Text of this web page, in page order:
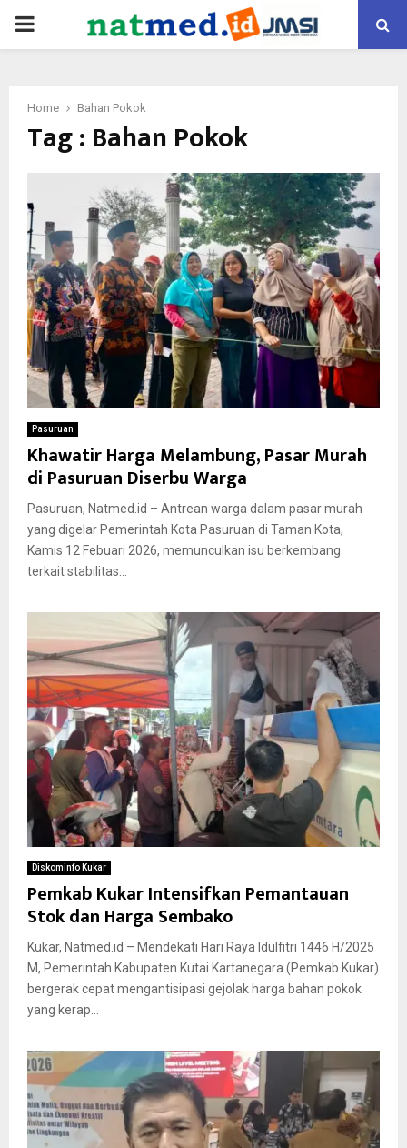
PRIMARY
Home Bahan Pokok
Tag : Bahan Pokok
Pasuruan
Khawatir Harga Melambung, Pasar Murah
di Pasuruan Diserbu Warga
Pasuruan, Natmed.id – Antrean warga dalam pasar murah
yang digelar Pemerintah Kota Pasuruan di Taman Kota,
Kamis 12 Febuari 2026, memunculkan isu berkembang
terkait stabilitas...
Diskominfo Kukar
Pemkab Kukar Intensifkan Pemantauan
Stok dan Harga Sembako
Kukar, Natmed.id – Mendekati Hari Raya Idulfitri 1446 H/2025
M, Pemerintah Kabupaten Kutai Kartanegara (Pemkab Kukar)
bergerak cepat mengantisipasi gejolak harga bahan pokok
yang kerap...